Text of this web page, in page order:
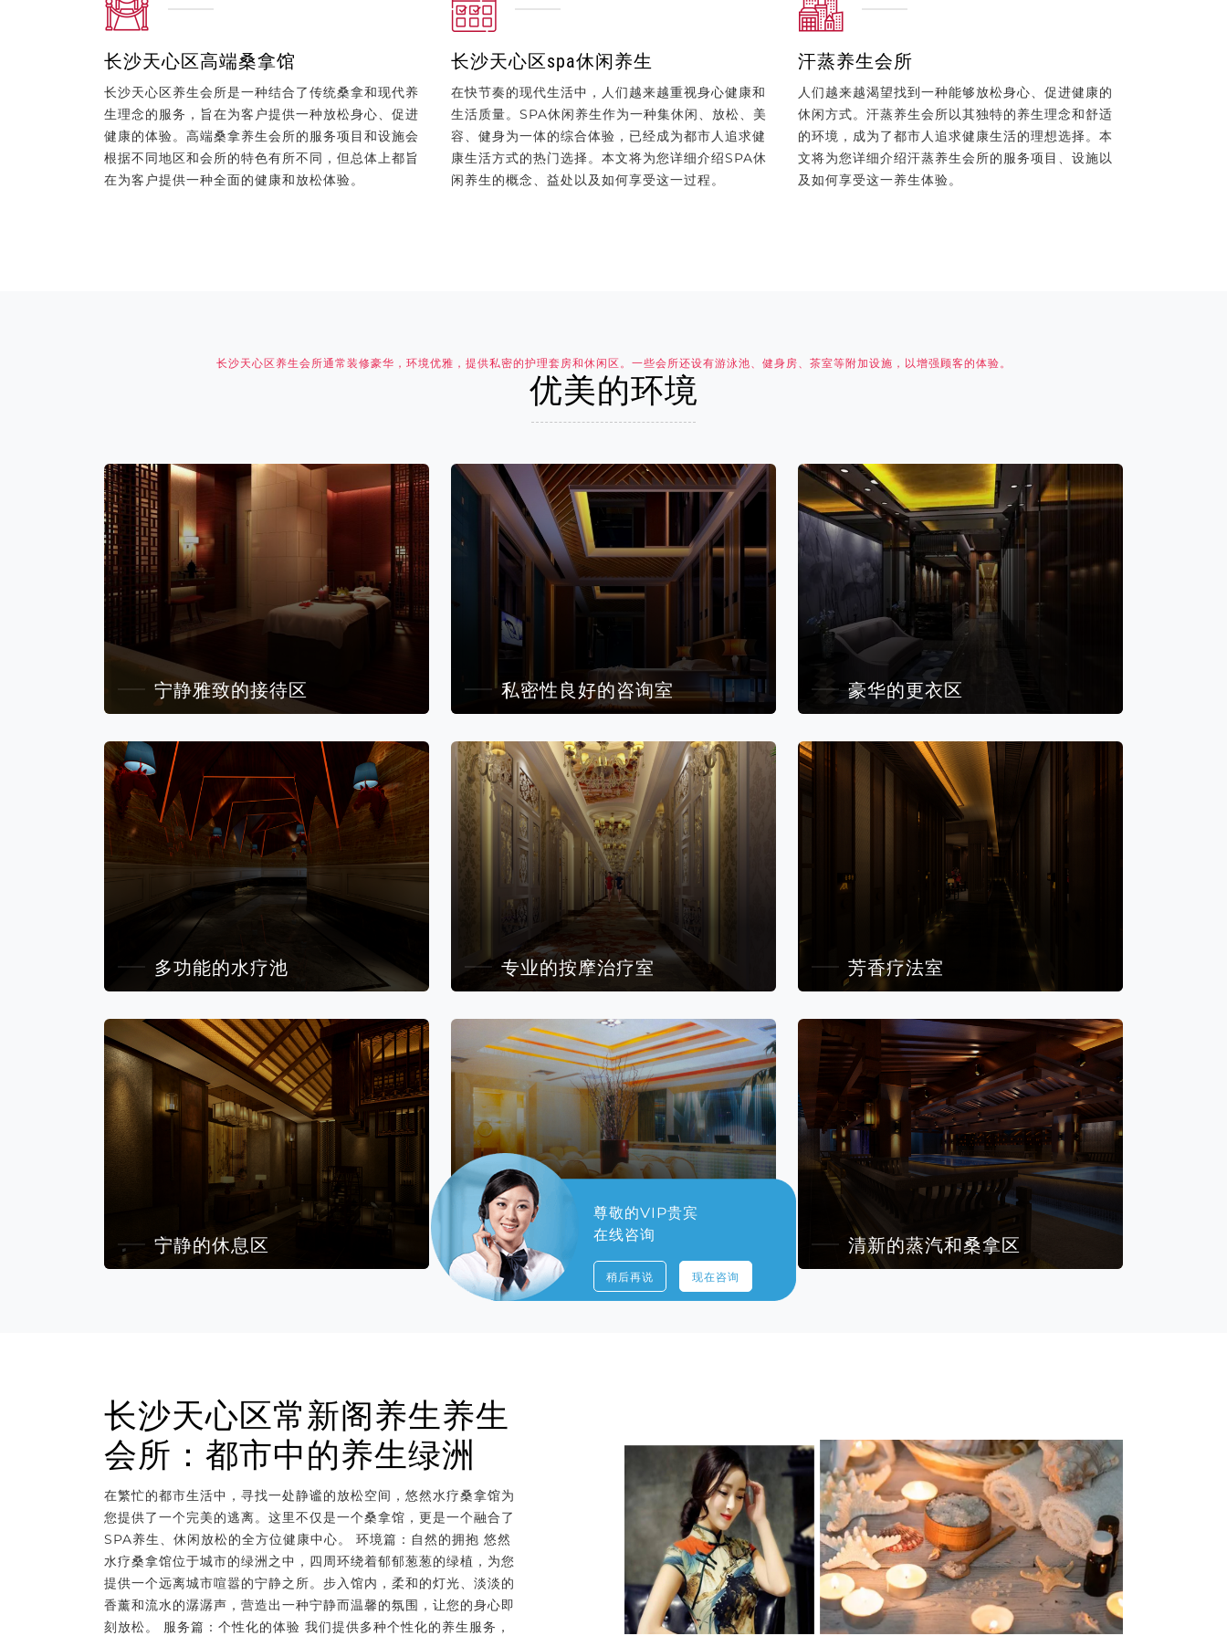
尊敬的VIP贵宾
在线咨询
稍后再说 现在咨询
长沙天心区高端桑拿馆
长沙天心区养生会所是一种结合了传统桑拿和现代养
生理念的服务，旨在为客户提供一种放松身心、促进
健康的体验。高端桑拿养生会所的服务项目和设施会
根据不同地区和会所的特色有所不同，但总体上都旨
在为客户提供一种全面的健康和放松体验。
长沙天心区spa休闲养生
在快节奏的现代生活中，人们越来越重视身心健康和
生活质量。SPA休闲养生作为一种集休闲、放松、美
容、健身为一体的综合体验，已经成为都市人追求健
康生活方式的热门选择。本文将为您详细介绍SPA休
闲养生的概念、益处以及如何享受这一过程。
汗蒸养生会所
人们越来越渴望找到一种能够放松身心、促进健康的
休闲方式。汗蒸养生会所以其独特的养生理念和舒适
的环境，成为了都市人追求健康生活的理想选择。本
文将为您详细介绍汗蒸养生会所的服务项目、设施以
及如何享受这一养生体验。
长沙天心区养生会所通常装修豪华，环境优雅，提供私密的护理套房和休闲区。一些会所还设有游泳池、健身房、茶室等附加设施，以增强顾客的体验。
优美的环境
宁静雅致的接待区 私密性良好的咨询室 豪华的更衣区
多功能的水疗池 专业的按摩治疗室 芳香疗法室
宁静的休息区 私密的VIP包房 清新的蒸汽和桑拿区
长沙天心区常新阁养生养生
会所：都市中的养生绿洲
在繁忙的都市生活中，寻找一处静谧的放松空间，悠然水疗桑拿馆为
您提供了一个完美的逃离。这里不仅是一个桑拿馆，更是一个融合了
SPA养生、休闲放松的全方位健康中心。 环境篇：自然的拥抱 悠然
水疗桑拿馆位于城市的绿洲之中，四周环绕着郁郁葱葱的绿植，为您
提供一个远离城市喧嚣的宁静之所。步入馆内，柔和的灯光、淡淡的
香薰和流水的潺潺声，营造出一种宁静而温馨的氛围，让您的身心即
刻放松。 服务篇：个性化的体验 我们提供多种个性化的养生服务，